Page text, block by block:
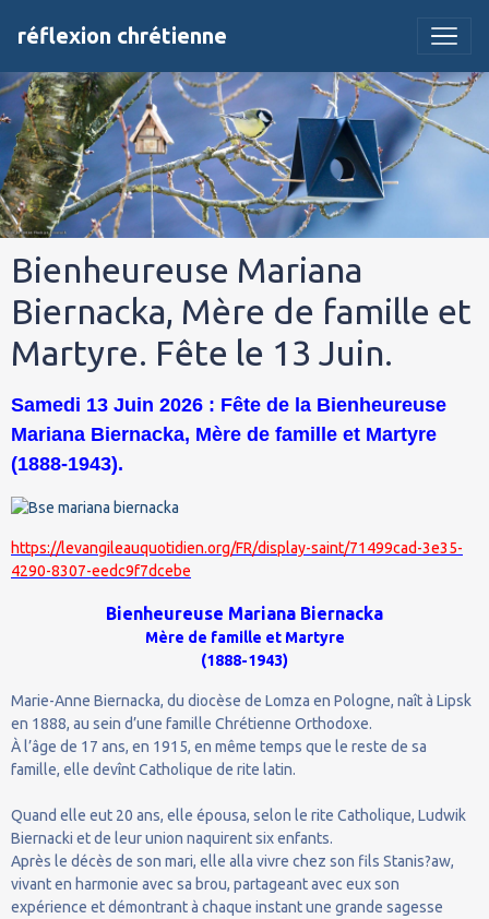
réflexion chrétienne
Bienheureuse Mariana
Biernacka, Mère de famille et
Martyre. Fête le 13 Juin.
Samedi 13 Juin 2026 : Fête de la Bienheureuse
Mariana Biernacka, Mère de famille et Martyre
(1888-1943).
https://levangileauquotidien.org/FR/display-saint/71499cad-3e35-
4290-8307-eedc9f7dcebe
Bienheureuse Mariana Biernacka
Mère de famille et Martyre
(1888-1943)
Marie-Anne Biernacka, du diocèse de Lomza en Pologne, naît à Lipsk
en 1888, au sein d’une famille Chrétienne Orthodoxe.
À l’âge de 17 ans, en 1915, en même temps que le reste de sa
famille, elle devînt Catholique de rite latin.
Quand elle eut 20 ans, elle épousa, selon le rite Catholique, Ludwik
Biernacki et de leur union naquirent six enfants.
Après le décès de son mari, elle alla vivre chez son fils Stanis?aw,
vivant en harmonie avec sa brou, partageant avec eux son
expérience et démontrant à chaque instant une grande sagesse